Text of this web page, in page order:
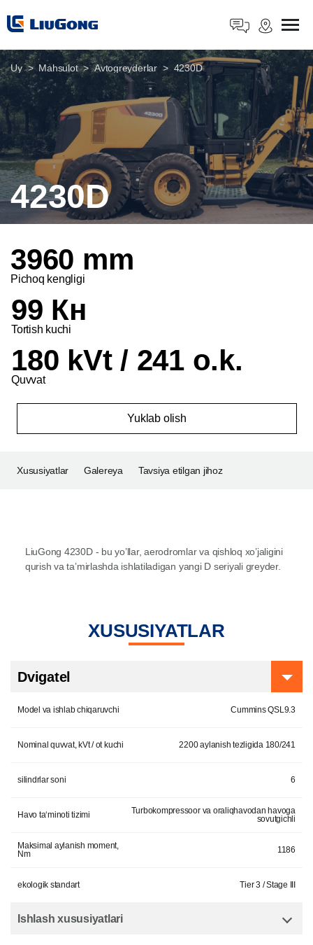
4230D
3960 mm
Pichoq kengligi
99 Кн
Tortish kuchi
180 kVt / 241 o.k.
Quvvat
Yuklab olish
Uy Mahsulot Avtogreyderlar 4230D
Xususiyatlar Galereya Tavsiya etilgan jihoz
LiuGong 4230D - bu yo’llar, aerodromlar va qishloq xo’jaligini
qurish va ta’mirlashda ishlatiladigan yangi D seriyali greyder.
XUSUSIYATLAR
Dvigatel
Model va ishlab chiqaruvchi Cummins QSL9.3
Nominal quvvat, kVt / ot kuchi 2200 aylanish tezligida 180/241
silindrlar soni 6
Havo ta‘minoti tizimi
Turbokompressoor va oraliqhavodan havoga
sovutgichli
Maksimal aylanish moment,
Nm
1186
ekologik standart Tier 3 / Stage III
Ishlash xususiyatlari